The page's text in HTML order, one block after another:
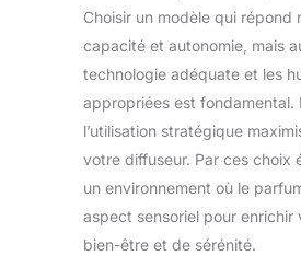
Choisir un modèle qui répond
capacité et autonomie, mais
technologie adéquate et les
appropriées est fondamental.
l’utilisation stratégique
votre diffuseur. Par ces choix
un environnement où le
aspect sensoriel pour
bien-être et de sérénité.